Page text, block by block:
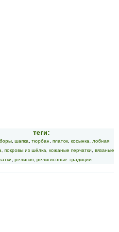
теги:
шапка тюрбан платок косынка
лобная
покровы из шёлка кожаные перчатки
вязаные
религия религиозные традиции